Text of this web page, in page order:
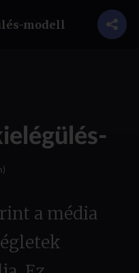
A NETEN
modell
a média